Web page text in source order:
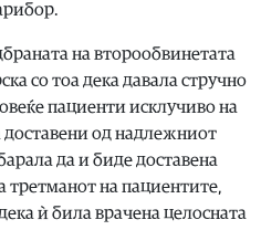
на второобвинетата
со тоа дека давала стручно
пациенти исклучиво на
од надлежниот
да и биде доставена
третманот на пациентите,
ѝ била врачена целосната